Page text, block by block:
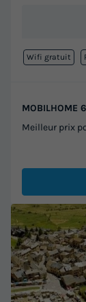
Wifi gratuit
MOBILHOME
Meilleur prix